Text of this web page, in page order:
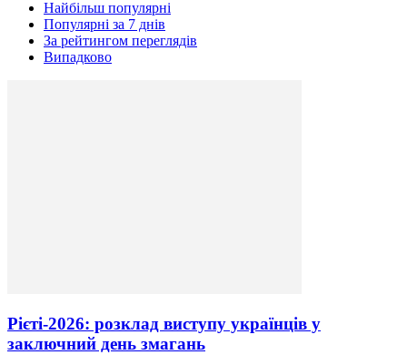
Найбільш популярні
Популярні за 7 днів
За рейтингом переглядів
Випадково
Рієті-2026: розклад виступу українців у
заключний день змагань